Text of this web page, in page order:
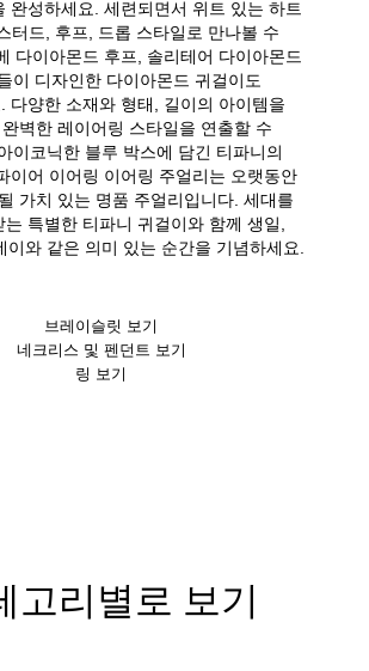
완성하세요. 세련되면서 위트 있는 하트
터드, 후프, 드롭 스타일로 만나볼 수
다이아몬드 후프, 솔리테어 다이아몬드
이 디자인한 다이아몬드 귀걸이도
다양한 소재와 형태, 길이의 아이템을
벽한 레이어링 스타일을 연출할 수
이코닉한 블루 박스에 담긴 티파니의
이어 이어링 이어링 주얼리는 오랫동안
가치 있는 명품 주얼리입니다. 세대를
는 특별한 티파니 귀걸이와 함께 생일,
이와 같은 의미 있는 순간을 기념하세요.
브레이슬릿 보기
네크리스 및 펜던트 보기
링 보기
고리별로 보기